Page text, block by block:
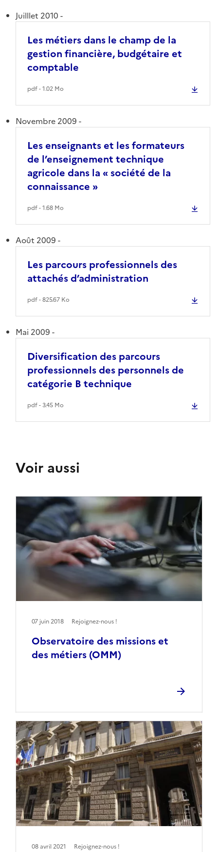
Juilllet 2010 -
Les métiers dans le champ de la
gestion financière, budgétaire et
comptable
pdf - 1.02 Mo
Novembre 2009 -
Les enseignants et les formateurs
de l’enseignement technique
agricole dans la « société de la
connaissance »
pdf - 1.68 Mo
Août 2009 -
Les parcours professionnels des
attachés d’administration
pdf - 825.67 Ko
Mai 2009 -
Diversification des parcours
professionnels des personnels de
catégorie B technique
pdf - 3.45 Mo
Voir aussi
Observatoire des missions et
des métiers (OMM)
07 juin 2018 Rejoignez-nous !
08 avril 2021 Rejoignez-nous !